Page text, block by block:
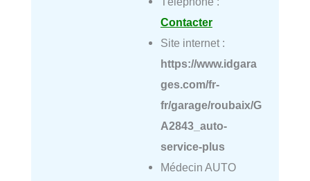
Contacter
Site internet :
https://www.idgara
ges.com/fr-
fr/garage/roubaix/G
A2843_auto-
service-plus
Médecin AUTO